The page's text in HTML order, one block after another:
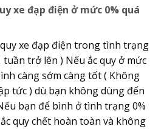
xe đạp điện ở mức 0% quá
xe đạp điện trong tình trạng
tuần trở lên ) Nếu ắc quy ở mức
càng sớm càng tốt ( Không
tức ) dù bạn không dùng đến
bạn để bình ở tình trạng 0%
quy chết hoàn toàn và không